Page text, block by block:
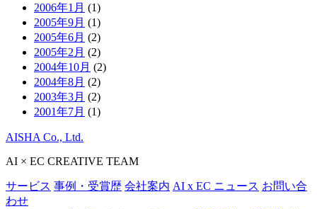
2006年1月 (1)
2005年9月 (1)
2005年6月 (2)
2005年2月 (2)
2004年10月 (2)
2004年8月 (2)
2003年3月 (2)
2001年7月 (1)
AISHA Co., Ltd.
AI × EC CREATIVE TEAM
サービス 事例・受賞歴 会社案内 AI x EC ニュース お問い合
わせ